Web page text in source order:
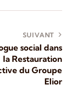
SUIVANT
social dans
la Restauration
du Groupe
Elior